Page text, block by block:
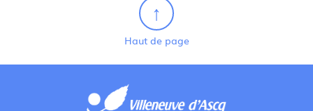
Haut de page